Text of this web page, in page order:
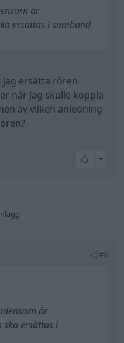
är
ersättas i samband
jag ersätta rören
när jag skulle koppla
av vilken anledning
All
#6
är
ersättas i